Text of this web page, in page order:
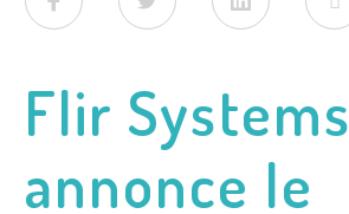
Flir Systems
annonce le